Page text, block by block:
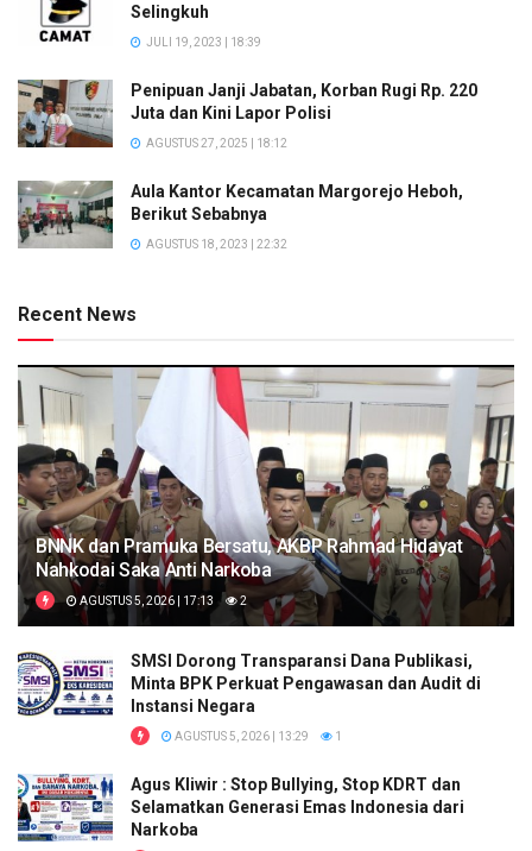
Selingkuh
JULI 19, 2023 | 18:39
Penipuan Janji Jabatan, Korban Rugi Rp. 220
Juta dan Kini Lapor Polisi
AGUSTUS 27, 2025 | 18:12
Aula Kantor Kecamatan Margorejo Heboh,
Berikut Sebabnya
AGUSTUS 18, 2023 | 22:32
Recent News
BNNK dan Pramuka Bersatu, AKBP Rahmad Hidayat
Nahkodai Saka Anti Narkoba
AGUSTUS 5, 2026 | 17:13 2
SMSI Dorong Transparansi Dana Publikasi,
Minta BPK Perkuat Pengawasan dan Audit di
Instansi Negara
AGUSTUS 5, 2026 | 13:29 1
Agus Kliwir : Stop Bullying, Stop KDRT dan
Selamatkan Generasi Emas Indonesia dari
Narkoba